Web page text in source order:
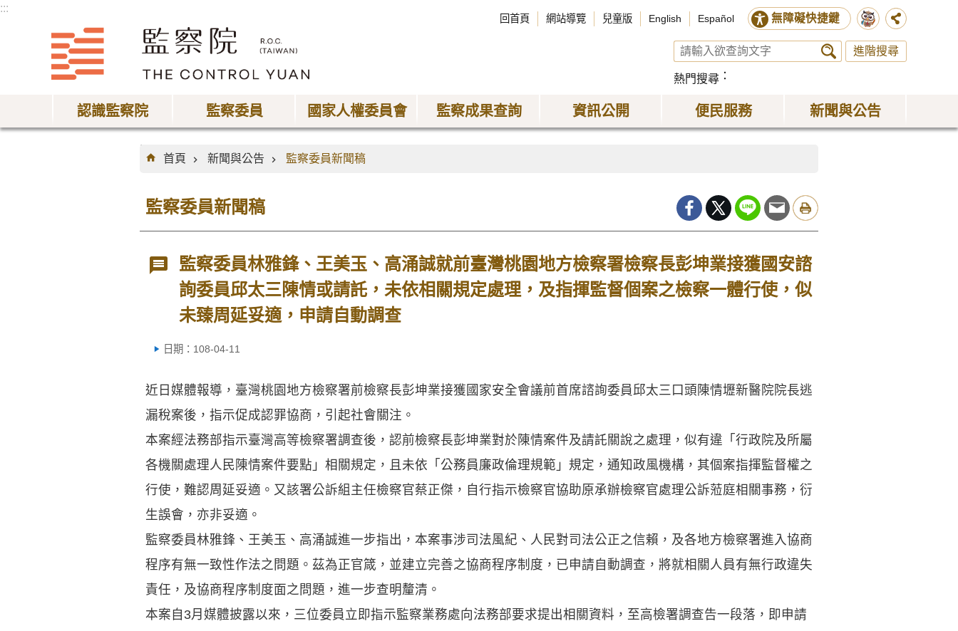
:::
回首頁 網站導覽 兒童版 English Español 無障礙快捷鍵
進階搜尋
熱門搜尋
認識監察院 監察委員 國家人權委員會 監察成果查詢 資訊公開 便民服務 新聞與公告
:::
首頁
新聞與公告 監察委員新聞稿
監察委員新聞稿
監察委員林雅鋒、王美玉、高涌誠就前臺灣桃園地方檢察署檢察長彭坤業接獲國安諮
詢委員邱太三陳情或請託，未依相關規定處理，及指揮監督個案之檢察一體行使，似
未臻周延妥適，申請自動調查
日期：108-04-11
近日媒體報導，臺灣桃園地方檢察署前檢察長彭坤業接獲國家安全會議前首席諮詢委員邱太三口頭陳情壢新醫院院長逃
漏稅案後，指示促成認罪協商，引起社會關注。
本案經法務部指示臺灣高等檢察署調查後，認前檢察長彭坤業對於陳情案件及請託關說之處理，似有違「行政院及所屬
各機關處理人民陳情案件要點」相關規定，且未依「公務員廉政倫理規範」規定，通知政風機構，其個案指揮監督權之
行使，難認周延妥適。又該署公訴組主任檢察官蔡正傑，自行指示檢察官協助原承辦檢察官處理公訴蒞庭相關事務，衍
生誤會，亦非妥適。
監察委員林雅鋒、王美玉、高涌誠進一步指出，本案事涉司法風紀、人民對司法公正之信賴，及各地方檢察署進入協商
程序有無一致性作法之問題。茲為正官箴，並建立完善之協商程序制度，已申請自動調查，將就相關人員有無行政違失
責任，及協商程序制度面之問題，進一步查明釐清。
本案自3月媒體披露以來，三位委員立即指示監察業務處向法務部要求提出相關資料，至高檢署調查告一段落，即申請